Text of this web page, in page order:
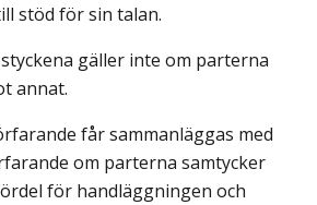
stöd för sin talan.
gäller inte om parterna
annat.
får sammanläggas med
om parterna samtycker
för handläggningen och